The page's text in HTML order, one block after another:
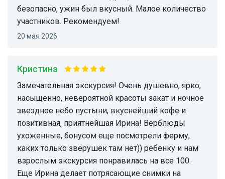
безопасно, ужин был вкусный. Малое количество
участников. Рекомендуем!
20 мая 2026
Кристина
Замечательная экскурсия! Очень душевно, ярко,
насыщенно, невероятной красоты закат и ночное
звездное небо пустыни, вкуснейший кофе и
позитивная, приятнейшая Ирина! Верблюды
ухоженные, бонусом еще посмотрели ферму,
каких только зверушек там нет)) ребенку и нам
взрослым экскурсия понравилась на все 100.
Еще Ирина делает потрясающие снимки на